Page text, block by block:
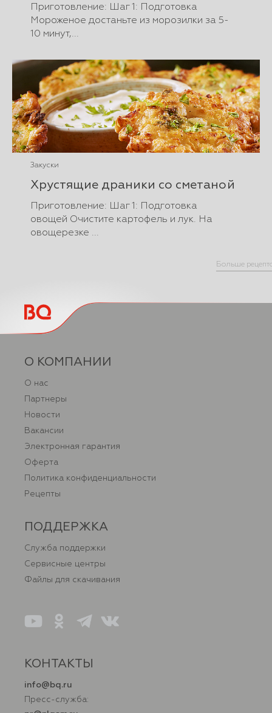
Приготовление: Шаг 1: Подготовка
Мороженое достаньте из морозилки за 5-
10 минут,...
Закуски
Хрустящие драники со сметаной
Приготовление: Шаг 1: Подготовка
овощей Очистите картофель и лук. На
овощерезке ...
Больше
О КОМПАНИИ
О нас
Партнеры
Новости
Вакансии
Электронная гарантия
Оферта
Политика конфиденциальности
Рецепты
ПОДДЕРЖКА
Служба поддержки
Сервисные центры
Файлы для скачивания
КОНТАКТЫ
info@bq.ru
Пресс-служба: